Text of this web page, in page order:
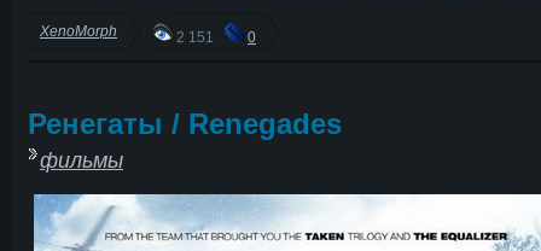
XenoMorph 2 151 0
Ренегаты / Renegades
фильмы